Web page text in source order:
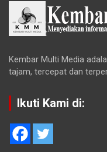
Kembar Multi Media
tajam, tercepat dan
Ikuti Kami di: